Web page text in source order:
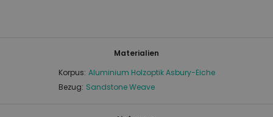
Materialien
Korpus: Aluminium Holzoptik Asbury-Eiche
Bezug: Sandstone Weave